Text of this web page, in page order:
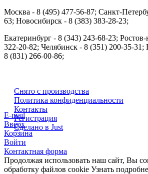
Москва - 8 (495) 477-56-87; Санкт-
63; Новосибирск - 8 (383) 383-28-23;
Екатеринбург - 8 (343) 243-68-23;
322-20-82; Челябинск - 8 (351) 200-35-
8 (831) 266-00-86;
Снято с производства
Политика конфиденциальности
Контакты
Регистрация
Сделано в Just
E-mail
Вверх
Корзина
Войти
Контактная форма
Продолжая использовать наш сайт, Вы
обработку файлов cookie Узнать